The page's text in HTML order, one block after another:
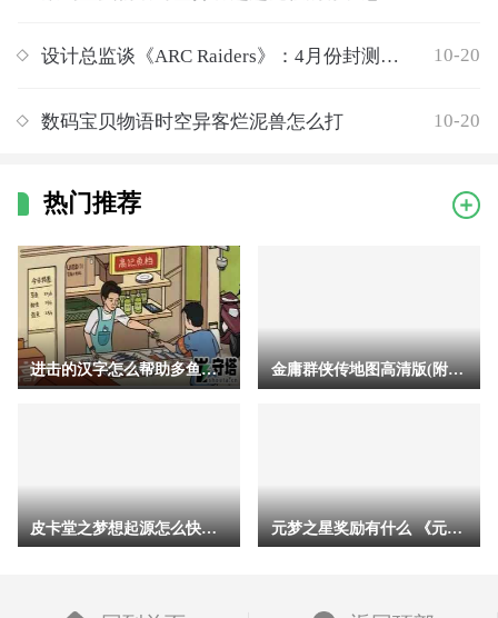
设计总监谈《ARC Raiders》：4月份封测结束时仍有许多BUG 我们必须先进行修复 10-20
数码宝贝物语时空异客烂泥兽怎么打 10-20
热门推荐
进击的汉字怎么帮助多鱼完成挑战 进击的汉字助人为乐帮助多鱼完 金庸群侠传地图高清版(附地点详细坐标)
皮卡堂之梦想起源怎么快速升级 皮卡堂之梦想起源经验获得方式一 元梦之星奖励有什么 《元梦之星》预约奖励汇总及领取方法一览